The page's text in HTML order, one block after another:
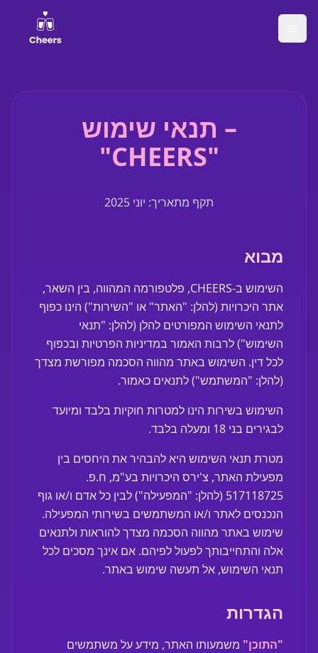
תנאי שימוש –
"CHEERS"
תקף מתאריך: יוני 2025
מבוא
השימוש ב-CHEERS, פלטפורמה המהווה, בין השאר,
אתר היכרויות (להלן: "האתר" או "השירות") הינו כפוף
לתנאי השימוש המפורטים להלן (להלן: "תנאי
השימוש") לרבות האמור במדיניות הפרטיות ובכפוף
לכל דין. השימוש באתר מהווה הסכמה מפורשת מצדך
(להלן: "המשתמש") לתנאים כאמור.
השימוש בשירות הינו למטרות חוקיות בלבד ומיועד
לבגירים בני 18 ומעלה בלבד.
מטרת תנאי השימוש היא להבהיר את היחסים בין
מפעילת האתר, צ'ירס היכרויות בע"מ, ח.פ.
517118725 (להלן: "המפעילה") לבין כל אדם ו/או גוף
הנכנסים לאתר ו/או המשתמשים בשירותי המפעילה.
שימוש באתר מהווה הסכמה מצדך להוראות ולתנאים
אלה והתחייבותך לפעול לפיהם. אם אינך מסכים לכל
תנאי השימוש, אל תעשה שימוש באתר.
הגדרות
"התוכן" משמעותו האתר, מידע על משתמשים